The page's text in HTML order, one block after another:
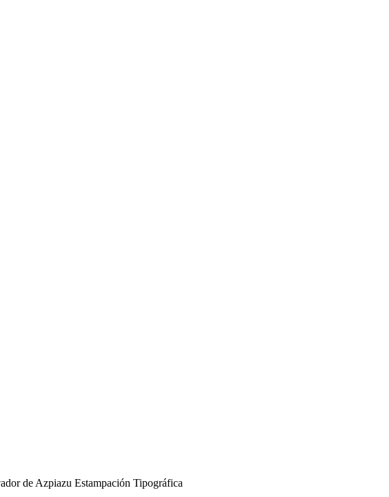
de Azpiazu Estampación Tipográfica